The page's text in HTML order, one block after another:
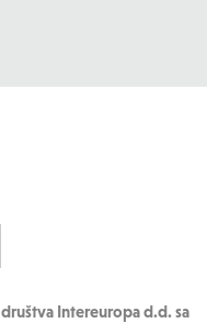
Intereuropa d.d. sa